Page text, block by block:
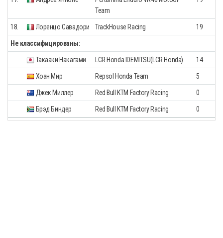
Team
18. Лоренцо Савадори TrackHouse Racing 19
Не классифицированы:
Такааки Накагами LCR Honda IDEMITSU(LCR Honda) 14
Хоан Мир Repsol Honda Team 5
Джек Миллер Red Bull KTM Factory Racing 0
Брэд Биндер Red Bull KTM Factory Racing 0